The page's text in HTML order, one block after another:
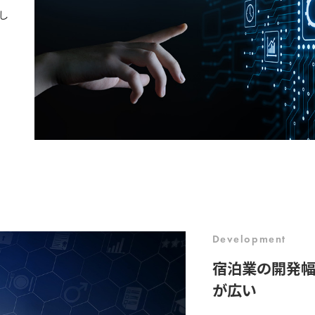
Development
宿泊業の開発幅
が広い